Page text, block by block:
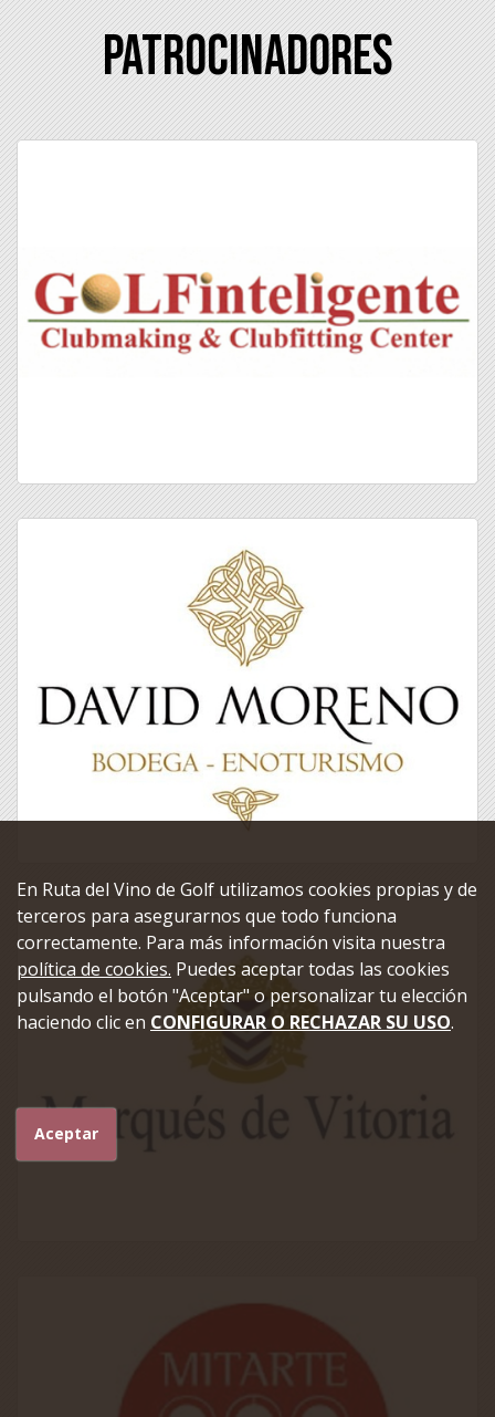
Patrocinadores
En Ruta del Vino de Golf utilizamos cookies propias y de
terceros para asegurarnos que todo funciona
correctamente. Para más información visita nuestra
política de cookies. Puedes aceptar todas las cookies
pulsando el botón "Aceptar" o personalizar tu elección
haciendo clic en CONFIGURAR O RECHAZAR SU USO.
Aceptar